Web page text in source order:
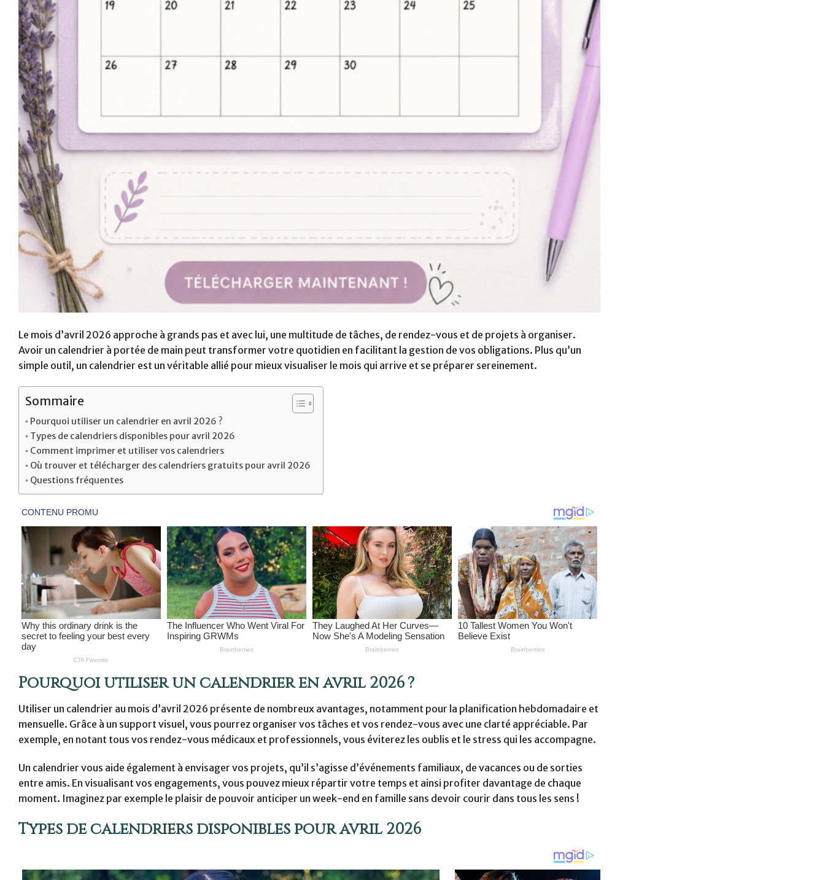
Le mois d’avril 2026 approche à grands pas et avec lui, une multitude de tâches, de rendez-vous et de projets à organiser.
Avoir un calendrier à portée de main peut transformer votre quotidien en facilitant la gestion de vos obligations. Plus qu’un
simple outil, un calendrier est un véritable allié pour mieux visualiser le mois qui arrive et se préparer sereinement.
Sommaire
Pourquoi utiliser un calendrier en avril 2026 ?
Types de calendriers disponibles pour avril 2026
Comment imprimer et utiliser vos calendriers
Où trouver et télécharger des calendriers gratuits pour avril 2026
Questions fréquentes
Pourquoi utiliser un calendrier en avril 2026 ?
Utiliser un calendrier au mois d’avril 2026 présente de nombreux avantages, notamment pour la planification hebdomadaire et
mensuelle. Grâce à un support visuel, vous pourrez organiser vos tâches et vos rendez-vous avec une clarté appréciable. Par
exemple, en notant tous vos rendez-vous médicaux et professionnels, vous éviterez les oublis et le stress qui les accompagne.
Un calendrier vous aide également à envisager vos projets, qu’il s’agisse d’événements familiaux, de vacances ou de sorties
entre amis. En visualisant vos engagements, vous pouvez mieux répartir votre temps et ainsi profiter davantage de chaque
moment. Imaginez par exemple le plaisir de pouvoir anticiper un week-end en famille sans devoir courir dans tous les sens !
Types de calendriers disponibles pour avril 2026